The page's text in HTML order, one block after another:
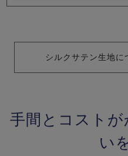
シルクサテン生地に
手間とコスト
い